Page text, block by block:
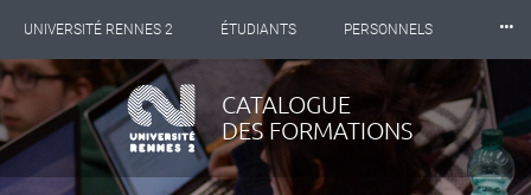
UNIVERSITÉ RENNES 2 ÉTUDIANTS PERSONNELS
INTERNATIONAL PROFESSIONNELS BIBLIOTHÈQUES
LES NOUVELLES DE RENNES 2
⸱⸱⸱
CATALOGUE
DES FORMATIONS